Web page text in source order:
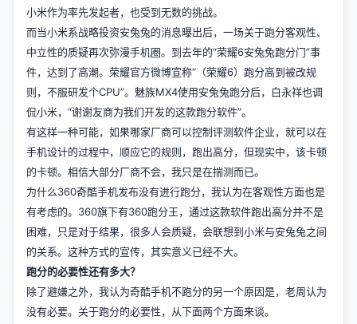
小米作为率先发起者，也受到无数的挑战。
而当小米系战略投资安兔兔的消息曝出后，一场关于跑分客观性、
中立性的质疑再次弥漫手机圈。到去年的“荣耀6安兔兔跑分门”事
件，达到了高潮。荣耀官方微博宣称“（荣耀6）跑分高到被改规
则，不服研发个CPU”。魅族MX4使用安兔兔跑分后，白永祥也调
侃小米，“谢谢友商为我们开发的这款跑分软件”。
有这样一种可能，如果哪家厂商可以控制评测软件企业，就可以在
手机设计的过程中，顺应它的规则，跑出高分，但现实中，该卡顿
的卡顿。相信大部分厂商不会，我只是在揣测而已。
为什么360奇酷手机发布没有进行跑分，我认为在客观性方面也是
有考虑的。360旗下有360跑分王，通过这款软件跑出高分并不是
困难，只是对于结果，很多人会质疑，会联想到小米与安兔兔之间
的关系。这种方式的宣传，其实意义已经不大。
跑分的必要性还有多大？
除了避嫌之外，我认为奇酷手机不跑分的另一个原因是，老周认为
没有必要。关于跑分的必要性，从下面两个方面来谈。